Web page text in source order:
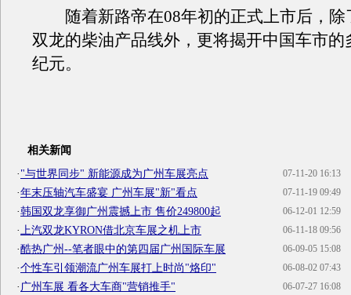
随着新路帝在08年初的正式上市后，除
双龙的柴油产品线外，更将揭开中国车市的
纪元。
相关新闻
07-11-20 16:13
·"与世界同步" 新能源成为广州车展亮点
07-11-19 09:49
·年末压轴汽车盛宴 广州车展"新"看点
06-12-01 12:59
·韩国双龙享御广州震撼上市 售价249800起
06-11-18 09:56
· 上汽双龙KYRON借北京车展之机上市
06-09-05 15:08
·酷热广州--笔者眼中的第四届广州国际车展
06-08-02 07:43
·个性车引领潮流广州车展打上时尚"烙印"
06-07-27 16:08
· 广州车展 看各大车商"营销推手"